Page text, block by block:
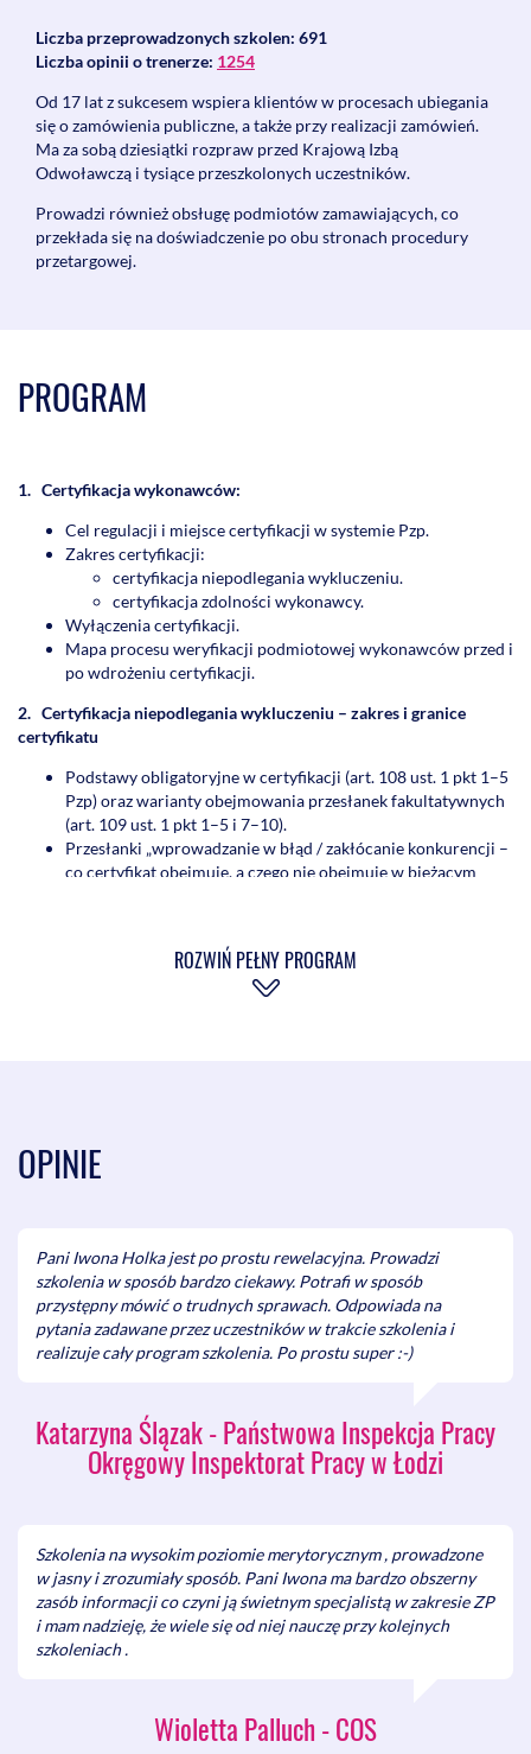
Liczba przeprowadzonych szkolen: 691
Liczba opinii o trenerze: 1254
Od 17 lat z sukcesem wspiera klientów w procesach ubiegania
się o zamówienia publiczne, a także przy realizacji zamówień.
Ma za sobą dziesiątki rozpraw przed Krajową Izbą
Odwoławczą i tysiące przeszkolonych uczestników.
Prowadzi również obsługę podmiotów zamawiających, co
przekłada się na doświadczenie po obu stronach procedury
przetargowej.
PROGRAM
1. Certyfikacja wykonawców:
Cel regulacji i miejsce certyfikacji w systemie Pzp.
Zakres certyfikacji:
certyfikacja niepodlegania wykluczeniu.
certyfikacja zdolności wykonawcy.
Wyłączenia certyfikacji.
Mapa procesu weryfikacji podmiotowej wykonawców przed i
po wdrożeniu certyfikacji.
2. Certyfikacja niepodlegania wykluczeniu – zakres i granice
certyfikatu
Podstawy obligatoryjne w certyfikacji (art. 108 ust. 1 pkt 1–5
Pzp) oraz warianty obejmowania przesłanek fakultatywnych
(art. 109 ust. 1 pkt 1–5 i 7–10).
Przesłanki „wprowadzanie w błąd / zakłócanie konkurencji –
co certyfikat obejmuje, a czego nie obejmuje w bieżącym
Konsekwencje praktyczne: jakie postanowienia zawrzeć w
SWZ i jak badać w postępowaniu okoliczności, których
Nowy obowiązek/standard przy warunkach dot. zdolności
ustawy certyfikacyjnej.
Zakresy zdolności: art. 112 ust. 2 pkt 1–4 Pzp; jak
wykonawca wskazuje zakres certyfikacji (rejestry,
uprawnienia, licencje, OC, finanse, kwalifikacje,
doświadczenie, potencjał, normy jakości/środowiskowe).
Doświadczenie/kwalifikacje – powiązanie z
rozporządzeniami i obowiązek stosowania poziomów w
określonych obszarach.
certyfikat w praktyce
Certyfikat zamiast podmiotowych środków dowodowych –
zakaz żądania ponad certyfikat, wyjątki i dostęp do danych
(self-cleaning, skazania, porozumienia, tajemnica
krajowych: deklaracja posługiwania się certyfikatem i dane
ROZWIŃ PEŁNY PROGRAM
OPINIE
Pani Iwona Holka jest po prostu rewelacyjna. Prowadzi
szkolenia w sposób bardzo ciekawy. Potrafi w sposób
przystępny mówić o trudnych sprawach. Odpowiada na
pytania zadawane przez uczestników w trakcie szkolenia i
realizuje cały program szkolenia. Po prostu super :-)
Katarzyna Ślązak - Państwowa Inspekcja Pracy
Okręgowy Inspektorat Pracy w Łodzi
Szkolenia na wysokim poziomie merytorycznym , prowadzone
w jasny i zrozumiały sposób. Pani Iwona ma bardzo obszerny
zasób informacji co czyni ją świetnym specjalistą w zakresie ZP
i mam nadzieję, że wiele się od niej nauczę przy kolejnych
szkoleniach .
Wioletta Palluch - COS